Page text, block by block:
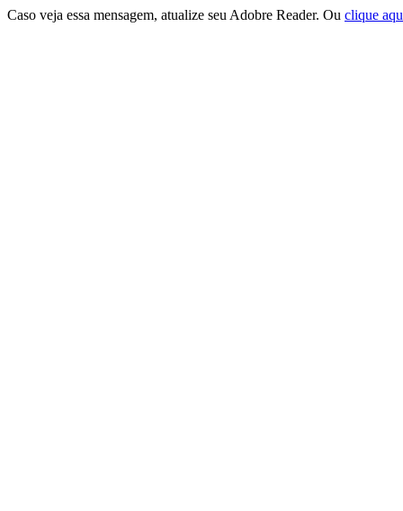
Caso veja essa mensagem, atualize seu Adobre Reader. Ou clique